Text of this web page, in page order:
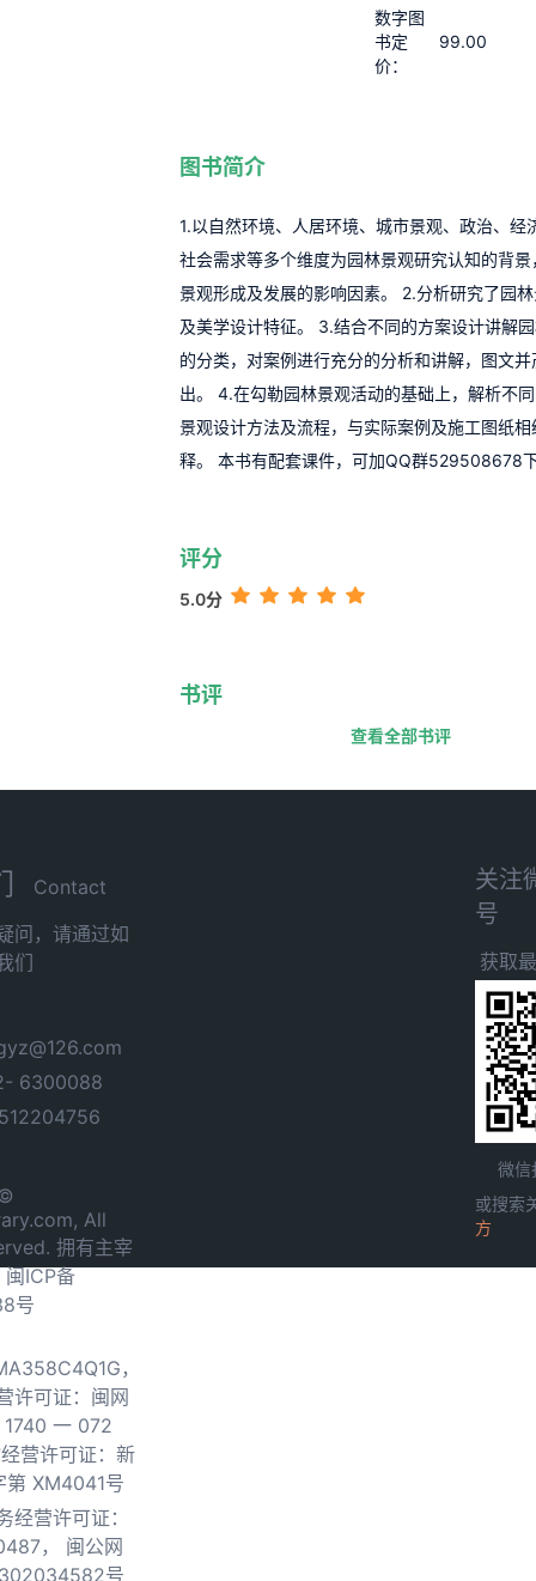
数字图
书定
价：
99.00
图书简介
1.以自然环境、人居环境、城市景观、政治、经
社会需求等多个维度为园林景观研究认知的背
景观形成及发展的影响因素。 2.分析研究了园
及美学设计特征。 3.结合不同的方案设计讲解
的分类，对案例进行充分的分析和讲解，图文
出。 4.在勾勒园林景观活动的基础上，解析不
景观设计方法及流程，与实际案例及施工图纸
释。 本书有配套课件，可加QQ群529508678
评分
5.0分
书评
查看全部书评
Contact
问，请通过如
们
6300088
All
拥有主宰
闽ICP备
号
，
许可证：闽网
一 072
营许可证：新
第 XM4041号
经营许可证：
，
闽公网
号
关注
号
获取
微信
或搜索
方